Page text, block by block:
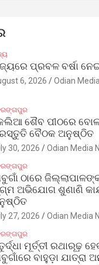
ପ୍ରବଳ ବର୍ଷା ନେଇ
6, 2026 Odian
ଶୈବ ପୀଠରେ
ବୈଠକ ଅନୁଷ୍ଠିତ
30, 2026 Odian Media
ଠାରେ
ଅଭିଯୋଗ ଶୁଣାଣି
27, 2026 Odian Media
ମୂର୍ତ୍ତୀ ରଥାରୂଢ଼
ବାହୁଡ଼ା ଯାତ୍ରା